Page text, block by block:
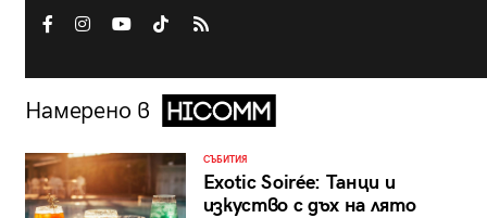
Намерено в
СЪБИТИЯ
Exotic Soirée: Танци и
изкуство с дъх на лято